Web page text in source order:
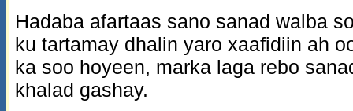
Hadaba afartaas sano sanad walba
ku tartamay dhalin yaro xaafidiin ah
ka soo hoyeen, marka laga rebo
khalad gashay.